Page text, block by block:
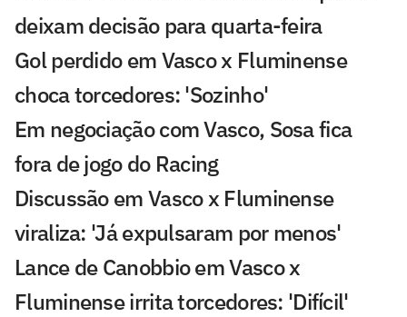
deixam decisão para quarta-feira
Gol perdido em Vasco x Fluminense
choca torcedores: 'Sozinho'
Em negociação com Vasco, Sosa fica
fora de jogo do Racing
Discussão em Vasco x Fluminense
viraliza: 'Já expulsaram por menos'
Lance de Canobbio em Vasco x
Fluminense irrita torcedores: 'Difícil'